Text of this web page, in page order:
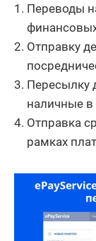
Переводы
Отправку
Пересылку
наличные в
Отправка
рамках